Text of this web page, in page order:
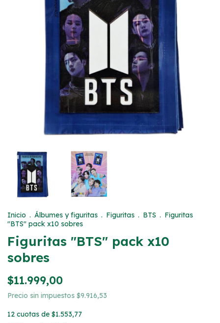
Inicio . Álbumes y figuritas . Figuritas . BTS . Figuritas
"BTS" pack x10 sobres
Figuritas "BTS" pack x10
sobres
$11.999,00
Precio sin impuestos $9.916,53
12 cuotas de $1.553,77